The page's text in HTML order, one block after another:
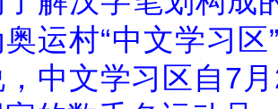
运村“中文学习
中文学习区自7 月